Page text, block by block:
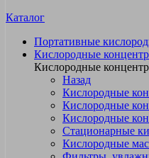
Каталог
Портативные
Кислородные
Кислородные
Назад
Кислородные
Кислородные
Кислородные
Стационарные
Кислородные